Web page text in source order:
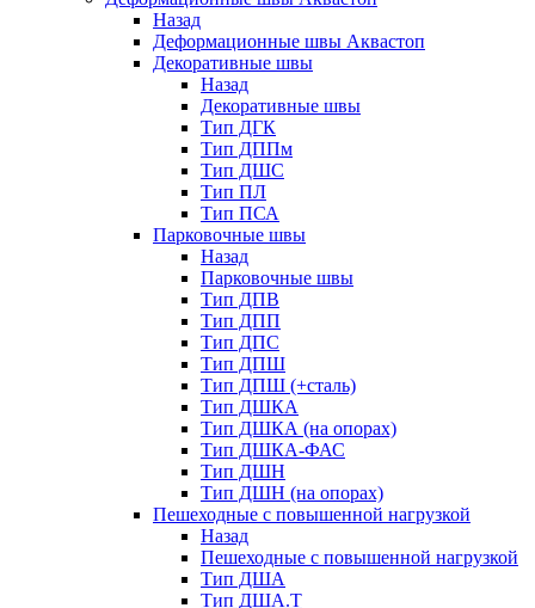
Назад
Деформационные швы Аквастоп
Декоративные швы
Назад
Декоративные швы
Тип ДГК
Тип ДППм
Тип ДШС
Тип ПЛ
Тип ПСА
Парковочные швы
Назад
Парковочные швы
Тип ДПВ
Тип ДПП
Тип ДПС
Тип ДПШ
Тип ДПШ (+сталь)
Тип ДШКА
Тип ДШКА (на опорах)
Тип ДШКА-ФАС
Тип ДШН
Тип ДШН (на опорах)
Пешеходные с повышенной нагрузкой
Назад
Пешеходные с повышенной нагрузкой
Тип ДША
Тип ДША.Т